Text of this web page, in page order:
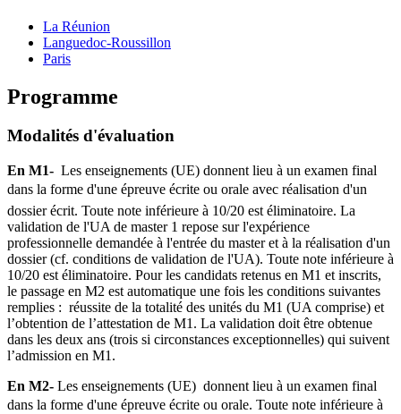
La Réunion
Languedoc-Roussillon
Paris
Programme
Modalités d'évaluation
En M1- Les enseignements (UE) donnent lieu à un examen final
dans la forme d'une épreuve écrite ou orale avec réalisation d'un
dossier écrit. Toute note inférieure à 10/20 est éliminatoire. La
validation de l'UA de master 1 repose sur l'expérience
professionnelle demandée à l'entrée du master et à la réalisation d'un
dossier (cf. conditions de validation de l'UA). Toute note inférieure à
10/20 est éliminatoire. Pour les candidats retenus en M1 et inscrits,
le passage en M2 est automatique une fois les conditions suivantes
remplies : réussite de la totalité des unités du M1 (UA comprise) et
l’obtention de l’attestation de M1. La validation doit être obtenue
dans les deux ans (trois si circonstances exceptionnelles) qui suivent
l’admission en M1.
En M2- Les enseignements (UE) donnent lieu à un examen final
dans la forme d'une épreuve écrite ou orale. Toute note inférieure à